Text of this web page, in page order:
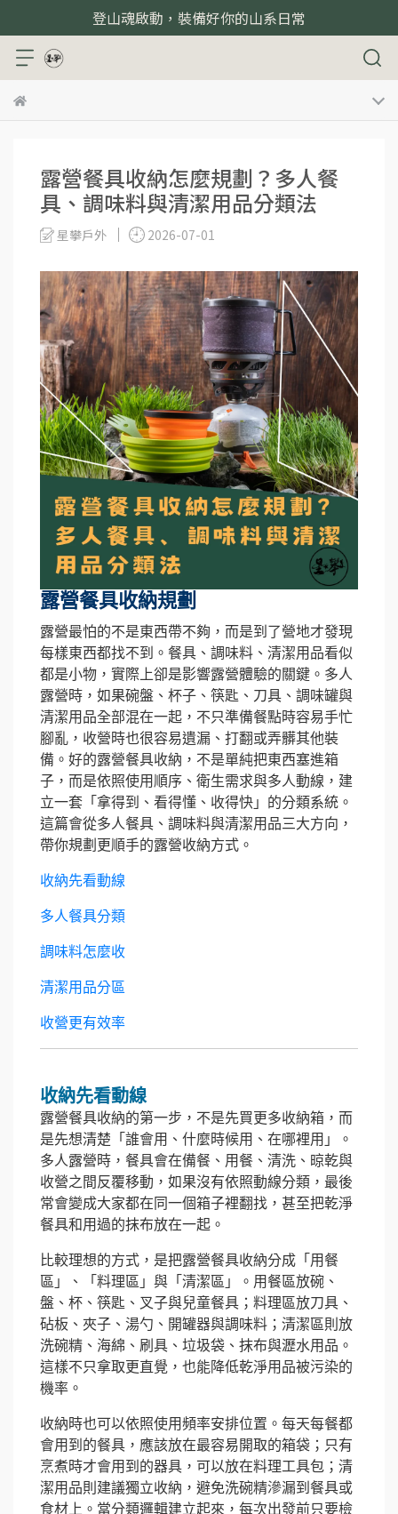
登山魂啟動，裝備好你的山系日常
露營餐具收納怎麼規劃？多人餐
具、調味料與清潔用品分類法
星攀戶外 2026-07-01
露營餐具收納規劃
露營最怕的不是東西帶不夠，而是到了營地才發現
每樣東西都找不到。餐具、調味料、清潔用品看似
都是小物，實際上卻是影響露營體驗的關鍵。多人
露營時，如果碗盤、杯子、筷匙、刀具、調味罐與
清潔用品全部混在一起，不只準備餐點時容易手忙
腳亂，收營時也很容易遺漏、打翻或弄髒其他裝
備。好的露營餐具收納，不是單純把東西塞進箱
子，而是依照使用順序、衛生需求與多人動線，建
立一套「拿得到、看得懂、收得快」的分類系統。
這篇會從多人餐具、調味料與清潔用品三大方向，
帶你規劃更順手的露營收納方式。
收納先看動線
多人餐具分類
調味料怎麼收
清潔用品分區
收營更有效率
收納先看動線
露營餐具收納的第一步，不是先買更多收納箱，而
是先想清楚「誰會用、什麼時候用、在哪裡用」。
多人露營時，餐具會在備餐、用餐、清洗、晾乾與
收營之間反覆移動，如果沒有依照動線分類，最後
常會變成大家都在同一個箱子裡翻找，甚至把乾淨
餐具和用過的抹布放在一起。
比較理想的方式，是把露營餐具收納分成「用餐
區」、「料理區」與「清潔區」。用餐區放碗、
盤、杯、筷匙、叉子與兒童餐具；料理區放刀具、
砧板、夾子、湯勺、開罐器與調味料；清潔區則放
洗碗精、海綿、刷具、垃圾袋、抹布與瀝水用品。
這樣不只拿取更直覺，也能降低乾淨用品被污染的
機率。
收納時也可以依照使用頻率安排位置。每天每餐都
會用到的餐具，應該放在最容易開取的箱袋；只有
烹煮時才會用到的器具，可以放在料理工具包；清
潔用品則建議獨立收納，避免洗碗精滲漏到餐具或
食材上。當分類邏輯建立起來，每次出發前只要檢